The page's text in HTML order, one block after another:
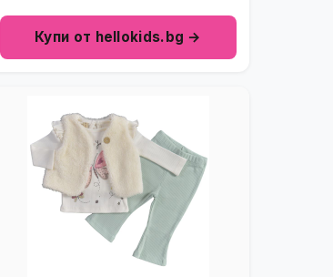
Купи от hellokids.bg →